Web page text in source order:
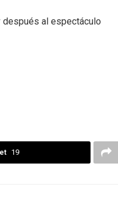
después al espectáculo
19